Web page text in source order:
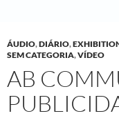
ÁUDIO,DIÁRIO,
SEM CATEGORIA,VÍDEO
AB